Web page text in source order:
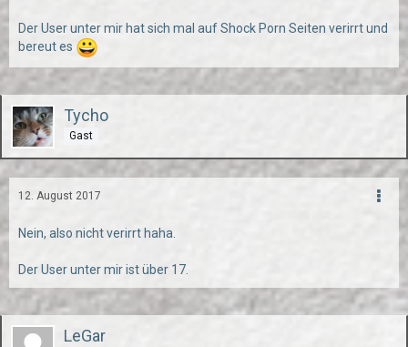
Der User unter mir hat sich mal auf Shock Porn Seiten verirrt und
bereut es
Tycho
Gast
12. August 2017
Nein, also nicht verirrt haha.
Der User unter mir ist über 17.
LeGar